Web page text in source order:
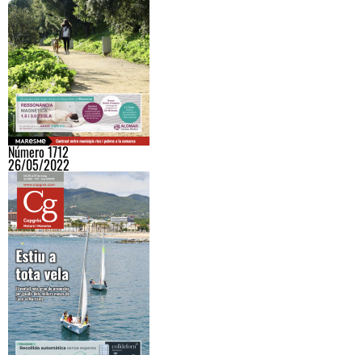
Número 1712
26/05/2022